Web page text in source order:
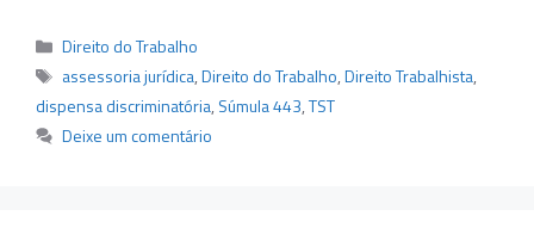
Categorias
Direito do Trabalho
Tags
assessoria jurídica,Direito do Trabalho,Direito Trabalhista,
dispensa discriminatória, Súmula 443,TST
Deixe um comentário